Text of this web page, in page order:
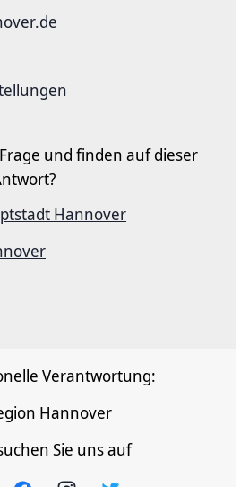
und finden auf dieser
Hannover
Verantwortung:
Hannover
Sie uns auf